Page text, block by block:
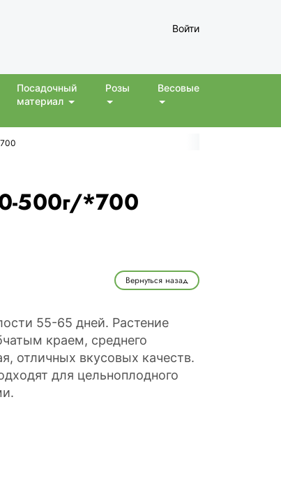
Войти
Посадочный
материал
Розы Весовые
500г/*700
Вернуться назад
55-65 дней. Растение
краем, среднего
отличных вкусовых качеств.
для цельноплодного